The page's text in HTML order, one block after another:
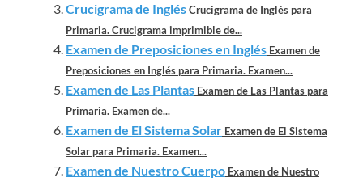
Crucigrama de InglésCrucigrama de Inglés para
Primaria. Crucigrama imprimible de...
Examen de Preposiciones en Inglés Examen de
Preposiciones en Inglés para Primaria. Examen...
Examen de Las Plantas Examen de Las Plantas para
Primaria. Examen de...
Examen de El Sistema Solar Examen de El Sistema
Solar para Primaria. Examen...
Examen de Nuestro Cuerpo Examen de Nuestro